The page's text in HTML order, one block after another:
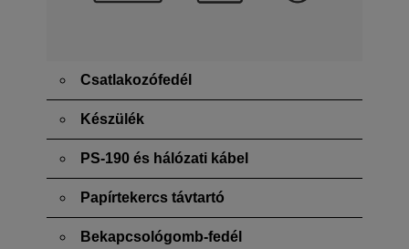
Csatlakozófedél
Készülék
PS-190 és hálózati kábel
Papírtekercs távtartó
Bekapcsológomb-fedél